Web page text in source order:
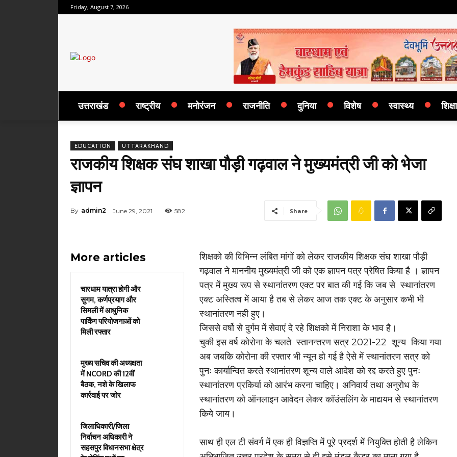
Friday, August 7, 2026
उत्तराखंड राष्ट्रीय मनोरंजन राजनीति दुनिया विशेष स्वास्थ्य शिक्षा
EDUCATION UTTARAKHAND
राजकीय शिक्षक संघ शाखा पौड़ी गढ़वाल ने मुख्यमंत्री जी को भेजा
ज्ञापन
By admin2 June 29, 2021 582 Share
More articles
चारधाम यात्रा होगी और
सुगम, कर्णप्रयाग और
सिमली में आधुनिक
पार्किंग परियोजनाओं को
मिली रफ्तार
मुख्य सचिव की अध्यक्षता
में NCORD की 12वीं
बैठक, नशे के खिलाफ
कार्रवाई पर जोर
जिलाधिकारी/जिला
निर्वाचन अधिकारी ने
सहसपुर विधानसभा क्षेत्र
शिक्षको की विभिन्न लंबित मांगों को लेकर राजकीय शिक्षक संघ शाखा पौड़ी
गढ़वाल ने माननीय मुख्यमंत्री जी को एक ज्ञापन पत्र प्रेषित किया है । ज्ञापन
पत्र में मुख्य रूप से स्थानांतरण एक्ट पर बात की गई कि जब से स्थानांतरण
एक्ट अस्तित्व में आया है तब से लेकर आज तक एक्ट के अनुसार कभी भी
स्थानांतरण नही हुए।
जिससे वर्षो से दुर्गम में सेवाएं दे रहे शिक्षको में निराशा के भाव है।
चुकी इस वर्ष कोरोना के चलते स्तानन्तरण सत्र 2021-22 शून्य किया गया
अब जबकि कोरोना की रफ्तार भी न्यून हो गई है ऐसे में स्थानांतरण सत्र को
पुनः कार्यान्वित करते स्थानांतरण शून्य वाले आदेश को रद्द करते हुए पुनः
स्थानांतरण प्रकिर्या को आरंभ करना चाहिए। अनिवार्य तथा अनुरोध के
स्थानांतरण को ऑनलाइन आवेदन लेकर कॉउंसलिंग के माद्ययम से स्थानांतरण
किये जाय।
साथ ही एल टी संवर्ग में एक ही विज्ञप्ति में पूरे प्रदर्श में नियुक्ति होती है लेकिन